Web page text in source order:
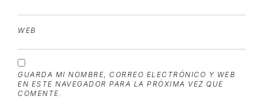
WEB
GUARDA MI NOMBRE, CORREO ELECTRÓNICO Y WEB
EN ESTE NAVEGADOR PARA LA PRÓXIMA VEZ QUE
COMENTE.